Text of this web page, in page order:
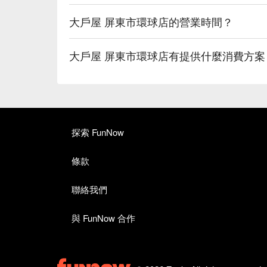
大戶屋 屏東市環球店的營業時間？
大戶屋 屏東市環球店有提供什麼消費方
探索 FunNow
條款
聯絡我們
與 FunNow 合作